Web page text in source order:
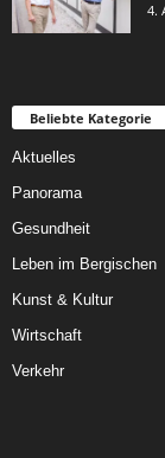
4.
Beliebte Kategorie
Aktuelles
Panorama
Gesundheit
Leben im Bergischen
Kunst & Kultur
Wirtschaft
Verkehr